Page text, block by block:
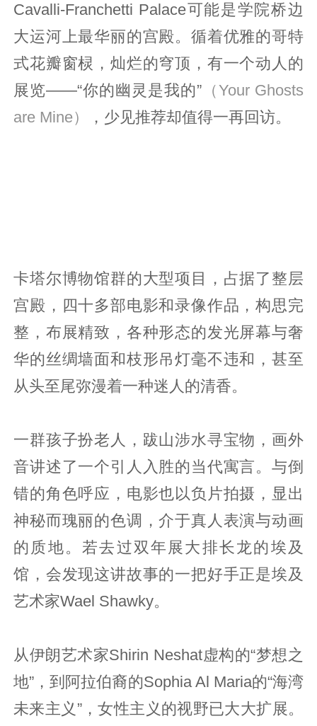
Cavalli-Franchetti Palace可能是学院桥边
大运河上最华丽的宫殿。循着优雅的哥特
式花瓣窗棂，灿烂的穹顶，有一个动人的
展览——“你的幽灵是我的”（Your Ghosts
are Mine）
，少见推荐却值得一再回访。
卡塔尔博物馆群的大型项目，占据了整层
宫殿，四十多部电影和录像作品，构思完
整，布展精致，各种形态的发光屏幕与奢
华的丝绸墙面和枝形吊灯毫不违和，甚至
从头至尾弥漫着一种迷人的清香。
一群孩子扮老人，跋山涉水寻宝物，画外
音讲述了一个引人入胜的当代寓言。与倒
错的角色呼应，电影也以负片拍摄，显出
神秘而瑰丽的色调，介于真人表演与动画
的质地。若去过双年展大排长龙的埃及
馆，会发现这讲故事的一把好手正是埃及
艺术家Wael Shawky。
从伊朗艺术家Shirin Neshat虚构的“梦想之
地”，到阿拉伯裔的Sophia Al Maria的“海湾
未来主义”，女性主义的视野已大大扩展。